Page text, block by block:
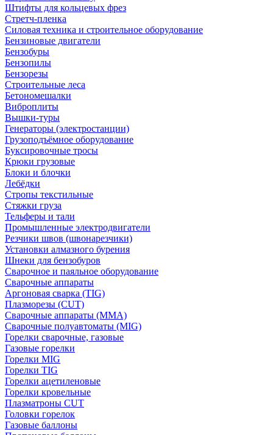
Штифты для кольцевых фрез
Стретч-пленка
Силовая техника и строительное оборудование
Бензиновые двигатели
Бензобуры
Бензопилы
Бензорезы
Строительные леса
Бетономешалки
Виброплиты
Вышки-туры
Генераторы (электростанции)
Грузоподъёмное оборудование
Буксировочные тросы
Крюки грузовые
Блоки и блочки
Лебёдки
Стропы текстильные
Стяжки груза
Тельферы и тали
Промышленные электродвигатели
Резчики швов (швонарезчики)
Установки алмазного бурения
Шнеки для бензобуров
Сварочное и паяльное оборудование
Сварочные аппараты
Аргоновая сварка (TIG)
Плазморезы (CUT)
Сварочные аппараты (MMA)
Сварочные полуавтоматы (MIG)
Горелки сварочные, газовые
Газовые горелки
Горелки MIG
Горелки TIG
Горелки ацетиленовые
Горелки кровельные
Плазматроны CUT
Головки горелок
Газовые баллоны